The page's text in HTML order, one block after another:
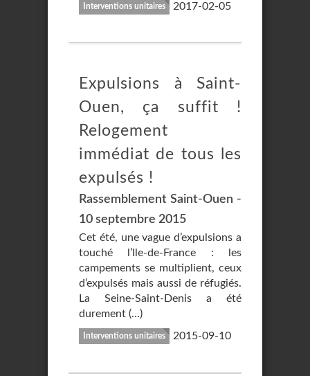
Interventions unitaires 2017-02-05
Expulsions à Saint-
Ouen, ça suffit !
Relogement
immédiat de tous les
expulsés !
Rassemblement Saint-Ouen -
10 septembre 2015
Cet été, une vague d’expulsions a
touché l’Ile-de-France : les
campements se multiplient, ceux
d’expulsés mais aussi de réfugiés.
La Seine-Saint-Denis a été
durement (…)
Interventions unitaires 2015-09-10